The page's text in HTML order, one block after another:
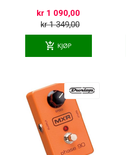
kr 1 090,00
kr 1 349,00
add_shopping_cart KJØP